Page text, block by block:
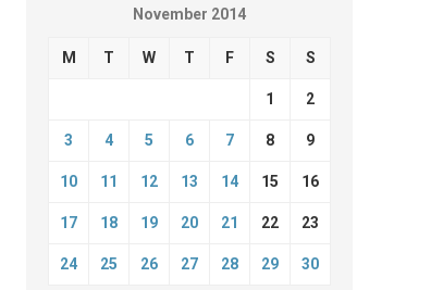
November 2014
M T W T F S S
1 2
3 4 5 6 7 8 9
10 11 12 13 14 15 16
17 18 19 20 21 22 23
24 25 26 27 28 29 30